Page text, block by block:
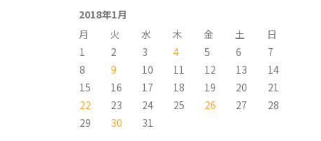
イ
ブ
2018年1月
月
火 水 木 金 土
日
1
2 3 4 5 6
7
8
9 10 11 12 13
14
15
16 17 18 19 20
21
22
23 24 25 26 27
28
29
30 31